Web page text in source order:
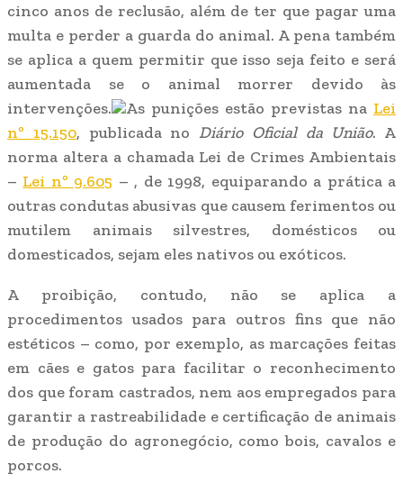
cinco anos de reclusão, além de ter que pagar uma
multa e perder a guarda do animal. A pena também
se aplica a quem permitir que isso seja feito e será
aumentada se o animal morrer devido às
intervenções.
As punições estão previstas na Lei
nº 15.150, publicada no Diário Oficial da União. A
norma altera a chamada Lei de Crimes Ambientais
– Lei nº 9.605 – , de 1998, equiparando a prática a
outras condutas abusivas que causem ferimentos ou
mutilem animais silvestres, domésticos ou
domesticados, sejam eles nativos ou exóticos.
A proibição, contudo, não se aplica a
procedimentos usados para outros fins que não
estéticos – como, por exemplo, as marcações feitas
em cães e gatos para facilitar o reconhecimento
dos que foram castrados, nem aos empregados para
garantir a rastreabilidade e certificação de animais
de produção do agronegócio, como bois, cavalos e
porcos.